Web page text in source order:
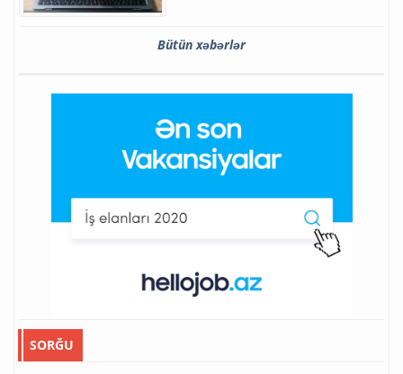
Bütün xəbərlər
SORĞU